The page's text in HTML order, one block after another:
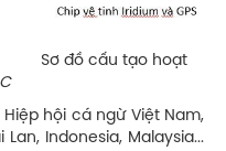
hoạt
hội cá ngừ Việt Nam,
Indonesia, Malaysia...